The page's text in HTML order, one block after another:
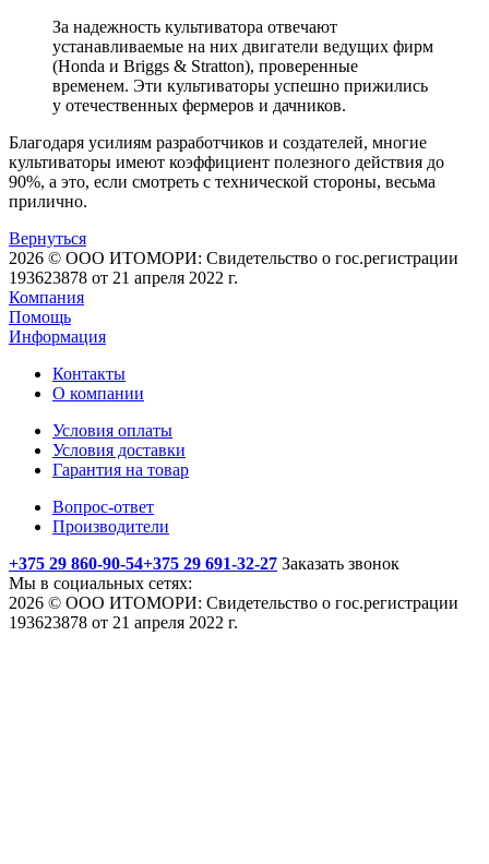
За надежность культиватора отвечают
устанавливаемые на них двигатели ведущих фирм
(Honda и Briggs & Stratton), проверенные
временем. Эти культиваторы успешно прижились
у отечественных фермеров и дачников.
Благодаря усилиям разработчиков и создателей, многие
культиваторы имеют коэффициент полезного действия до
90%, а это, если смотреть с технической стороны, весьма
прилично.
Вернуться
2026 © ООО ИТОМОРИ: Свидетельство о гос.регистрации
193623878 от 21 апреля 2022 г.
Компания
Помощь
Информация
Контакты
О компании
Условия оплаты
Условия доставки
Гарантия на товар
Вопрос-ответ
Производители
+375 29 860-90-54+375 29 691-32-27 Заказать звонок
Мы в социальных сетях:
2026 © ООО ИТОМОРИ: Свидетельство о гос.регистрации
193623878 от 21 апреля 2022 г.